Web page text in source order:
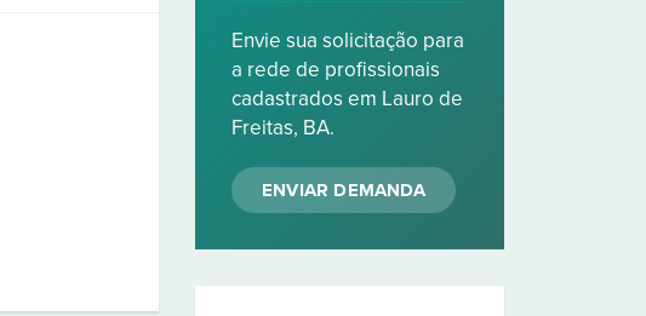
Envie sua solicitação para
a rede de profissionais
cadastrados em Lauro de
Freitas, BA.
ENVIAR DEMANDA